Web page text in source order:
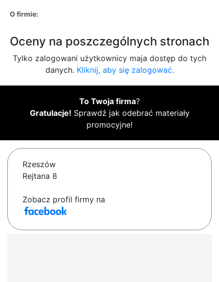
O firmie:
Oceny na poszczególnych stronach
Tylko zalogowani użytkownicy maja dostęp do tych
danych. Kliknij, aby się zalogować.
To Twoja firma?
Gratulacje! Sprawdź jak odebrać materiały
promocyjne!
Rzeszów
Rejtana 8
Zobacz profil firmy na